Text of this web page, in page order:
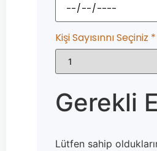
Kişi Sayısınnı Seçiniz *
Gerekli
Lütfen sahip